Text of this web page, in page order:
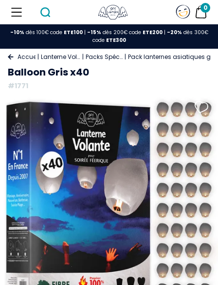
0
-10% dès 100€ code ETE100| -15% dès 200€ code ETE200| -20% dès 300€
code ETE300
Accueil Lanterne Volante Packs Spéciaux Pack lanternes asiatiques
Balloon Gris x40
#1771